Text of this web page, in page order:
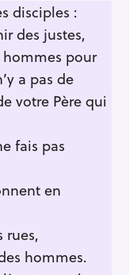
disciples :
des justes,
hommes pour
a pas de
votre Père qui
fais pas
en
rues,
hommes.